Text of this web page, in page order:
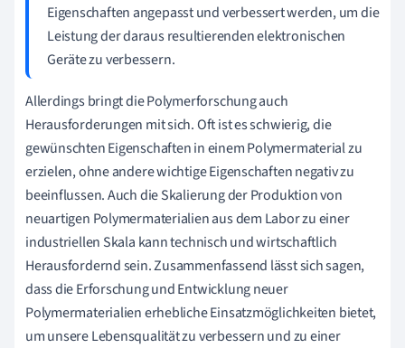
Eigenschaften angepasst und verbessert werden, um die
Leistung der daraus resultierenden elektronischen
Geräte zu verbessern.
Allerdings bringt die Polymerforschung auch
Herausforderungen mit sich. Oft ist es schwierig, die
gewünschten Eigenschaften in einem Polymermaterial zu
erzielen, ohne andere wichtige Eigenschaften negativ zu
beeinflussen. Auch die Skalierung der Produktion von
neuartigen Polymermaterialien aus dem Labor zu einer
industriellen Skala kann technisch und wirtschaftlich
Herausfordernd sein. Zusammenfassend lässt sich sagen,
dass die Erforschung und Entwicklung neuer
Polymermaterialien erhebliche Einsatzmöglichkeiten bietet,
um unsere Lebensqualität zu verbessern und zu einer